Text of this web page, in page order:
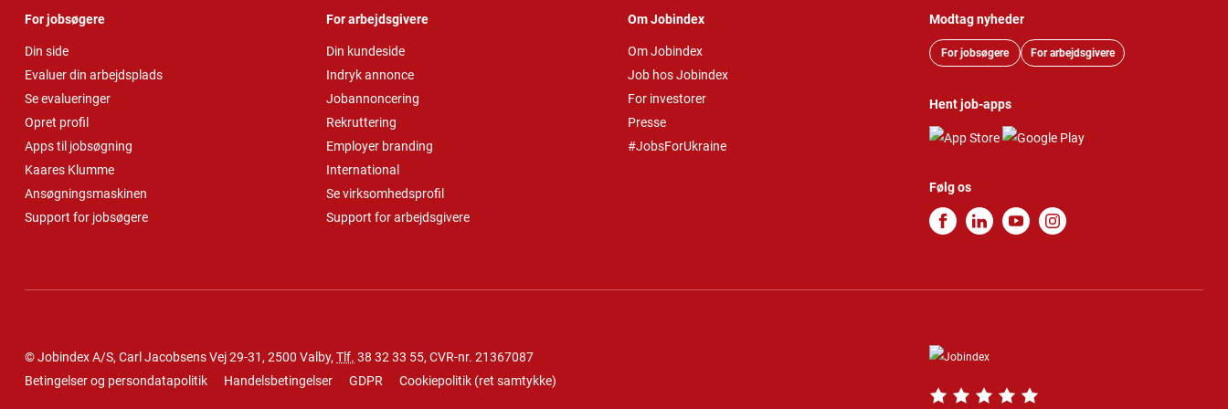
For jobsøgere
Din side
Evaluer din arbejdsplads
Se evalueringer
Opret profil
Apps til jobsøgning
Kaares Klumme
Ansøgningsmaskinen
Support for jobsøgere
For arbejdsgivere
Din kundeside
Indryk annonce
Jobannoncering
Rekruttering
Employer branding
International
Se virksomhedsprofil
Support for arbejdsgivere
Om Jobindex
Om Jobindex
Job hos Jobindex
For investorer
Presse
#JobsForUkraine
Modtag nyheder
For jobsøgere For arbejdsgivere
Hent job-apps
Følg os
© Jobindex A/S, Carl Jacobsens Vej 29-31, 2500 Valby, Tlf. 38 32 33 55, CVR-nr. 21367087
Betingelser og persondatapolitik
Handelsbetingelser GDPR Cookiepolitik (ret samtykke)